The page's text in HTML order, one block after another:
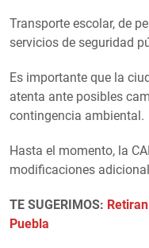
Transporte escolar, de
servicios de seguridad
Es importante que la
atenta ante posibles
contingencia ambiental.
Hasta el momento, la
modificaciones
TE SUGERIMOS:
Puebla